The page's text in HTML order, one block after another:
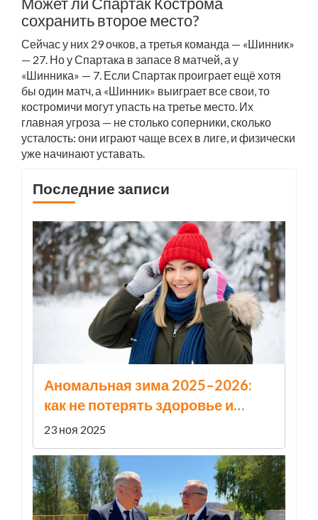
сохранить второе место?
Сейчас у них 29 очков, а третья команда — «Шинник»
— 27. Но у Спартака в запасе 8 матчей, а у
«Шинника» — 7. Если Спартак проиграет ещё хотя
бы один матч, а «Шинник» выиграет все свои, то
костромичи могут упасть на третье место. Их
главная угроза — не столько соперники, сколько
усталость: они играют чаще всех в лиге, и физически
уже начинают уставать.
Последние записи
Аномальная зима 2025–2026:
как не потерять здоровье и
молодость в лютые морозы
23 ноя 2025